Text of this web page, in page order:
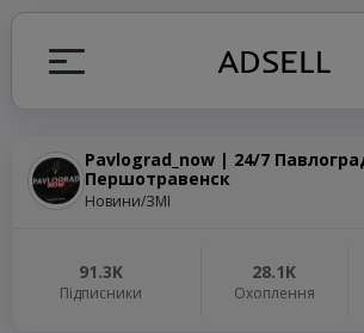
Pavlograd_now | 24/7
Першотравенск
Новини/ЗМІ
91.3K
Підписники
28.1K
Охоплення